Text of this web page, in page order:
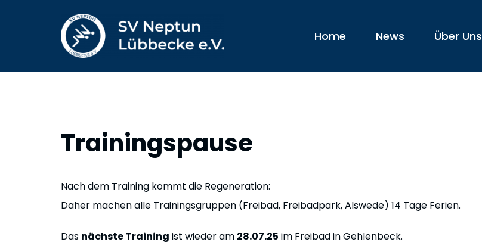
Home News Über Uns
Trainingspause
Nach dem Training kommt die Regeneration:
Daher machen alle Trainingsgruppen (Freibad, Freibadpark, Alswede) 14 Tage Ferien.
Das nächste Training ist wieder am 28.07.25 im Freibad in Gehlenbeck.